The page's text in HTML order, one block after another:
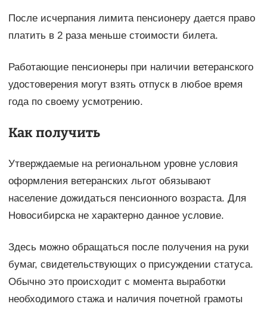
После исчерпания лимита пенсионеру дается право
платить в 2 раза меньше стоимости билета.
Работающие пенсионеры при наличии ветеранского
удостоверения могут взять отпуск в любое время
года по своему усмотрению.
Как получить
Утверждаемые на региональном уровне условия
оформления ветеранских льгот обязывают
население дожидаться пенсионного возраста. Для
Новосибирска не характерно данное условие.
Здесь можно обращаться после получения на руки
бумаг, свидетельствующих о присуждении статуса.
Обычно это происходит с момента выработки
необходимого стажа и наличия почетной грамоты